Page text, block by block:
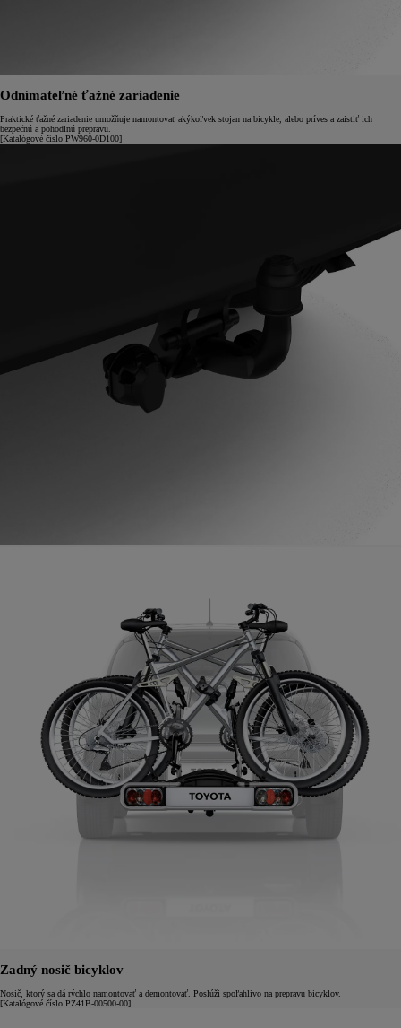
Odnímateľné ťažné zariadenie
Praktické ťažné zariadenie umožňuje namontovať akýkoľvek stojan na bicykle, alebo príves a zaistiť ich
bezpečnú a pohodlnú prepravu.
[Katalógové číslo PW960-0D100]
Zadný nosič bicyklov
Nosič, ktorý sa dá rýchlo namontovať a demontovať. Poslúži spoľahlivo na prepravu bicyklov.
[Katalógové číslo PZ41B-00500-00]